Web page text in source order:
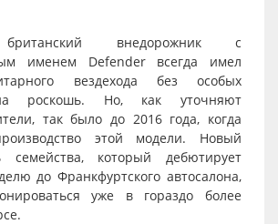
внедорожник с
именем Defender всегда имел
вездехода без особых
роскошь. Но, как уточняют
так было до 2016 года, когда
этой модели. Новый
семейства, который дебютирует
до Франкфуртского автосалона,
уже в гораздо более